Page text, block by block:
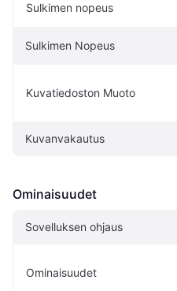
Sulkimen nopeus
Sulkimen Nopeus
Kuvatiedoston Muoto
Kuvanvakautus
Ominaisuudet
Sovelluksen ohjaus
Ominaisuudet